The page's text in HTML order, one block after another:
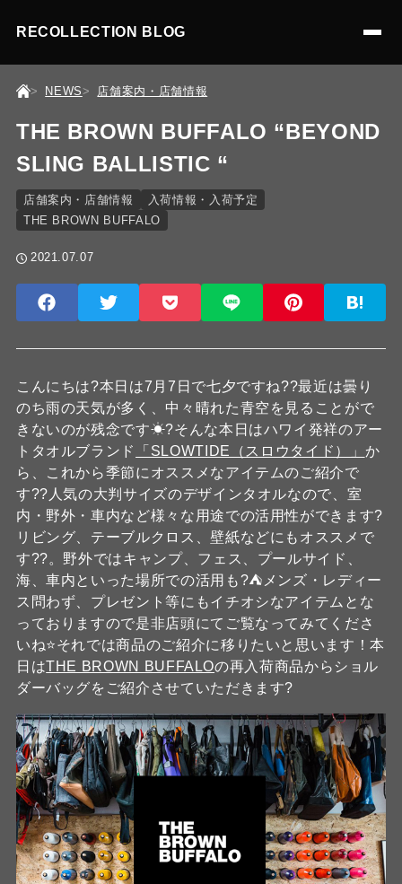
RECOLLECTION BLOG
NEWS 店舗案内・店舗情報
THE BROWN BUFFALO “BEYOND
SLING BALLISTIC “
店舗案内・店舗情報
入荷情報・入荷予定
THE BROWN BUFFALO
2021.07.07
こんにちは?本日は7月7日で七夕ですね??最近は曇り
のち雨の天気が多く、中々晴れた青空を見ることがで
きないのが残念です☀?そんな本日はハワイ発祥のアー
トタオルブランド
「SLOWTIDE（スロウタイド）」 か
ら、これから季節にオススメなアイテムのご紹介で
す??人気の大判サイズのデザインタオルなので、室
内・野外・車内など様々な用途での活用性ができます?
リビング、テーブルクロス、壁紙などにもオススメで
す??。野外ではキャンプ、フェス、プールサイド、
海、車内といった場所での活用も?⛺メンズ・レディー
ス問わず、プレゼント等にもイチオシなアイテムとな
っておりますので是非店頭にてご覧なってみてくださ
いね⭐️それでは商品のご紹介に移りたいと思います！本
日はTHE BROWN BUFFALOの再入荷商品からショル
ダーバッグをご紹介させていただきます?